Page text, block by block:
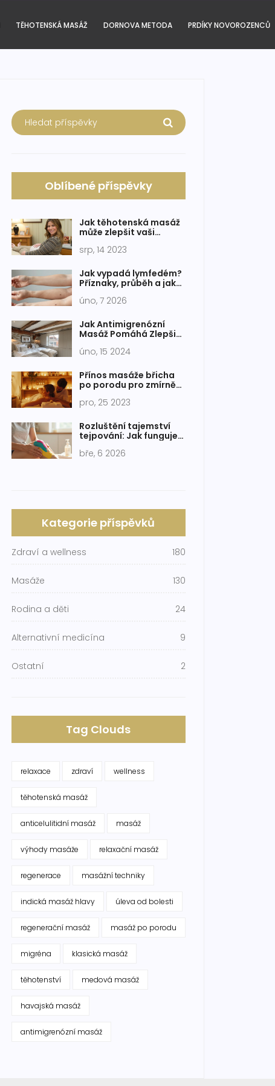
TĚHOTENSKÁ MASÁŽ DORNOVA METODA PRDÍKY NOVOROZENCŮ
Oblíbené příspěvky
Jak těhotenská masáž
může zlepšit vaši
srp, 14 2023
Jak vypadá lymfedém?
Příznaky, průběh a jak
úno, 7 2026
Jak Antimigrenózní
Masáž Pomáhá Zlepšit
Techniky
úno, 15 2024
Přínos masáže břicha
po porodu pro zmírnění
pro, 25 2023
Rozluštění tajemství
tejpování: Jak funguje a
bře, 6 2026
Kategorie příspěvků
Zdraví a wellness 180
Masáže 130
Rodina a děti 24
Alternativní medicína 9
Ostatní 2
Tag Clouds
relaxace zdraví wellness
těhotenská masáž
anticelulitidní masáž masáž
výhody masáže relaxační masáž
regenerace masážní techniky
indická masáž hlavy úleva od bolesti
regenerační masáž masáž po porodu
migréna klasická masáž
těhotenství medová masáž
havajská masáž
antimigrenózní masáž